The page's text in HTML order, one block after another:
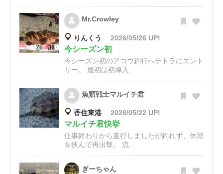
Mr.Crowley
りんくう 2026/05/26 UP!
今シーズン初
今シーズン初のアコウ釣行へテトラにエント
リー。 最初は初導入...
魚類戦士マルイチ君
香住東港 2026/05/22 UP!
マルイチ君快挙
仕事終わりから直行しましたが釣れず、休憩
を挟んで再出撃。 流...
ぎーちゃん